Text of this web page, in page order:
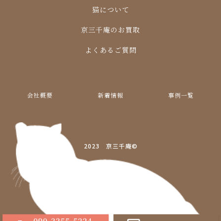
猫について
京三千庵のお買取
よくあるご質問
会社概要 新着情報 事例一覧
2023 京三千庵©